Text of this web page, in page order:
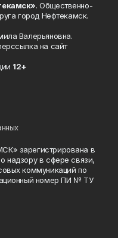
. Общественно-
город Нефтекамск.
Валерьяновна.
на сайт
12+
зарегистрирована в
надзору в сфере связи,
коммуникаций по
номер ПИ № ТУ